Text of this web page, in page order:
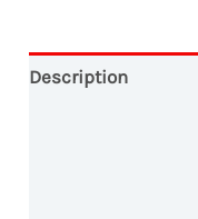
Description